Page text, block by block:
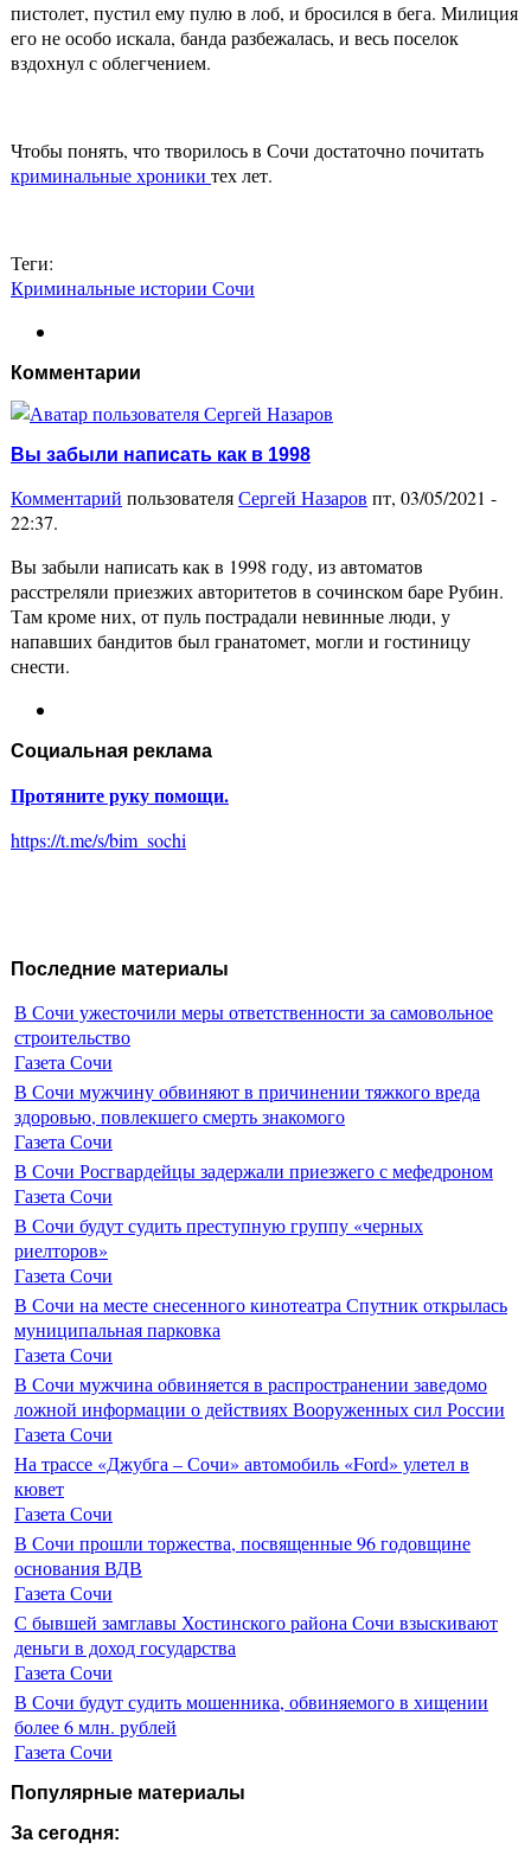
пистолет, пустил ему пулю в лоб, и бросился в бега. Милиция
его не особо искала, банда разбежалась, и весь поселок
вздохнул с облегчением.
Чтобы понять, что творилось в Сочи достаточно почитать
криминальные хроники тех лет.
Теги:
Криминальные истории Сочи
Комментарии
Вы забыли написать как в 1998
Комментарий пользователяСергей Назаров пт, 03/05/2021 -
22:37.
Вы забыли написать как в 1998 году, из автоматов
расстреляли приезжих авторитетов в сочинском баре Рубин.
Там кроме них, от пуль пострадали невинные люди, у
напавших бандитов был гранатомет, могли и гостиницу
снести.
Социальная реклама
Протяните руку помощи.
https://t.me/s/bim_sochi
Последние материалы
В Сочи ужесточили меры ответственности за самовольное
строительство
Газета Сочи
В Сочи мужчину обвиняют в причинении тяжкого вреда
здоровью, повлекшего смерть знакомого
Газета Сочи
В Сочи Росгвардейцы задержали приезжего с мефедроном
Газета Сочи
В Сочи будут судить преступную группу «черных
риелторов»
Газета Сочи
В Сочи на месте снесенного кинотеатра Спутник открылась
муниципальная парковка
Газета Сочи
В Сочи мужчина обвиняется в распространении заведомо
ложной информации о действиях Вооруженных сил России
Газета Сочи
На трассе «Джубга – Сочи» автомобиль «Ford» улетел в
кювет
Газета Сочи
В Сочи прошли торжества, посвященные 96 годовщине
основания ВДВ
Газета Сочи
С бывшей замглавы Хостинского района Сочи взыскивают
деньги в доход государства
Газета Сочи
В Сочи будут судить мошенника, обвиняемого в хищении
более 6 млн. рублей
Газета Сочи
Популярные материалы
За сегодня: